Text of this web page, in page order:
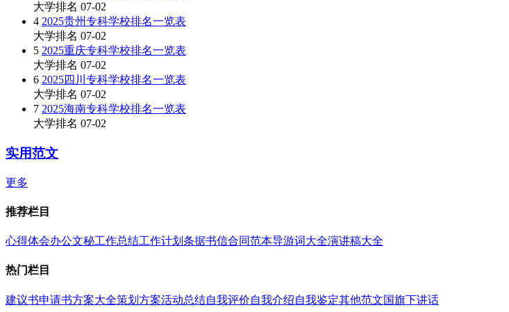
大学排名 07-02
4 2025贵州专科学校排名一览表
大学排名 07-02
5 2025重庆专科学校排名一览表
大学排名 07-02
6 2025四川专科学校排名一览表
大学排名 07-02
7 2025海南专科学校排名一览表
大学排名 07-02
实用范文
更多
推荐栏目
心得体会办公文秘工作总结工作计划 条据书信合同范本导游词大全演讲稿大全
热门栏目
建议书申请书方案大全策划方案活动总结自我评价自我介绍自我鉴定其他范文国旗下讲话